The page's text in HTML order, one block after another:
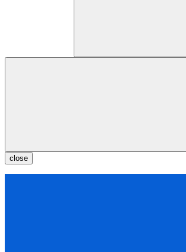
close